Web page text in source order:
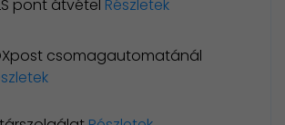
pont átvétel Részletek
csomagautomatánál